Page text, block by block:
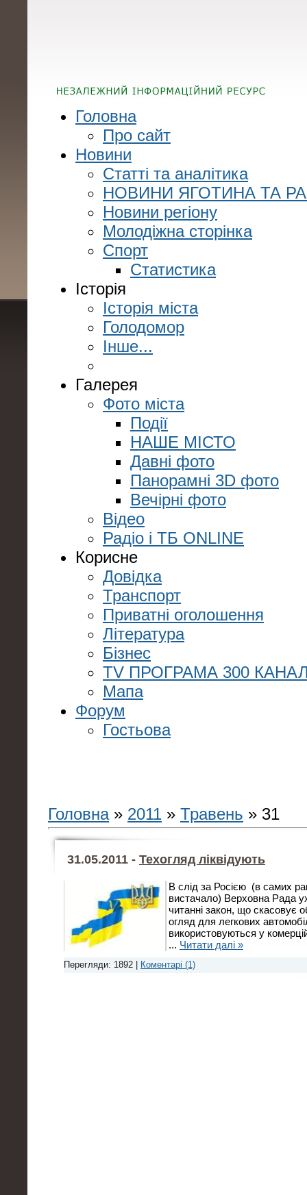
Головна
Про сайт
Новини
Статті та аналітика
НОВИНИ ЯГОТИНА ТА
Новини регіону
Молодіжна сторінка
Спорт
Статистика
Історія
Історія міста
Голодомор
Інше...
Галерея
Фото міста
Події
НАШЕ МІСТО
Давні фото
Панорамні 3D фото
Вечірні фото
Відео
Радіо і ТБ ONLINE
Корисне
Довідка
Транспорт
Приватні оголошення
Література
Бізнес
TV ПРОГРАМА 300
Мапа
Форум
Гостьова
Головна» 2011 » Травень » 31
31.05.2011 - Техогляд ліквідують
В слід за Росією (в самих
вистачало) Верховна Рада
читанні закон, що скасовує
огляд для легкових
використовуються у
... Читати далі »
Перегляди: 1892 | Коментарі (1)